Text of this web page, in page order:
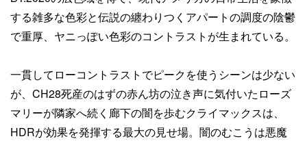
する雑多な色彩と伝説の纏わりつくアパートの調度の陰鬱
で重厚、ヤニっぽい色彩のコントラストが生まれている。
一貫してローコントラストでピークを使うシーンは少ない
が、CH28死産のはずの赤ん坊の泣き声に気付いたローズ
マリーが隣家へ続く廊下の闇を歩むクライマックスは、
HDRが効果を発揮する最大の見せ場。闇のむこうは悪魔